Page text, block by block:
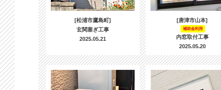
[松浦市鷹島町]
玄関塞ぎ工事
2025.05.21
[唐津市山本]
補助金利用
内窓取付工事
2025.05.20